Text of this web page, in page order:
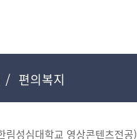
편의복지
성심대학교 영상콘텐츠전공)